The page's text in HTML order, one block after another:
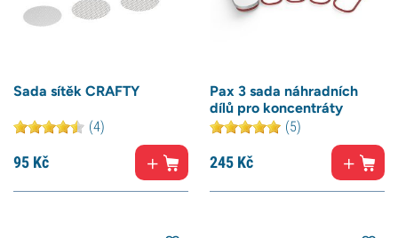
Sada sítěk CRAFTY
(4)
95 Kč
Pax 3 sada náhradních
dílů pro koncentráty
(5)
245 Kč